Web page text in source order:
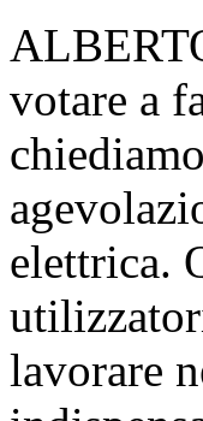
votare a
elettrica.
lavorare